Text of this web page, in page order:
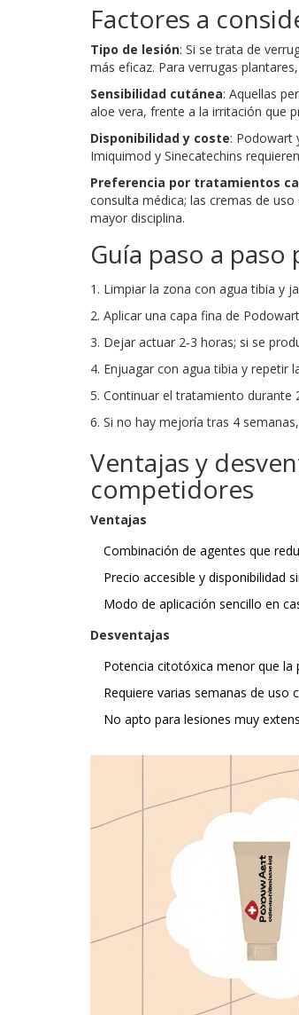
Factores a
Tipo de lesión: Si se trata de
más eficaz. Para verrugas
Sensibilidad cutánea: Aquellas
aloe vera, frente a la irritación que
Disponibilidad y coste: Podowart
Imiquimod y Sinecatechins
Preferencia por tratamientos
consulta médica; las cremas de
mayor disciplina.
Guía paso a
Limpiar la zona con agua tibia y
Aplicar una capa fina de
Dejar actuar 2‑3 horas; si se
Enjuagar con agua tibia y repetir
Continuar el tratamiento durante
Si no hay mejoría tras 4
Ventajas y
competidores
Ventajas
Combinación de agentes que
Precio accesible y disponibilidad
Modo de aplicación sencillo en
Desventajas
Potencia citotóxica menor que la
Requiere varias semanas de uso
No apto para lesiones muy